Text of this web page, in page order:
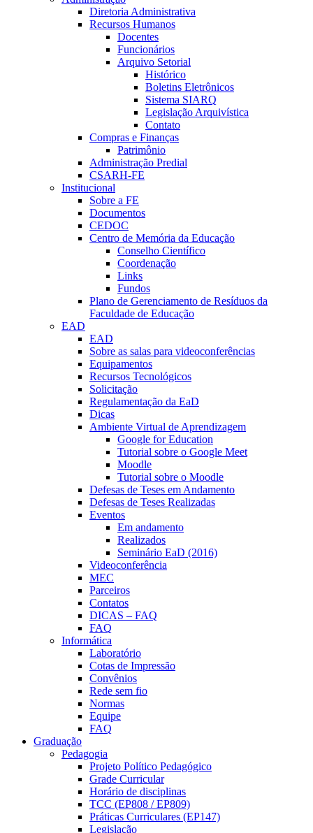
Diretoria Administrativa
Recursos Humanos
Docentes
Funcionários
Arquivo Setorial
Histórico
Boletins Eletrônicos
Sistema SIARQ
Legislação Arquivística
Contato
Compras e Finanças
Patrimônio
Administração Predial
CSARH-FE
Institucional
Sobre a FE
Documentos
CEDOC
Centro de Memória da Educação
Conselho Científico
Coordenação
Links
Fundos
Plano de Gerenciamento de Resíduos da
Faculdade de Educação
EAD
EAD
Sobre as salas para videoconferências
Equipamentos
Recursos Tecnológicos
Solicitação
Regulamentação da EaD
Dicas
Ambiente Virtual de Aprendizagem
Google for Education
Tutorial sobre o Google Meet
Moodle
Tutorial sobre o Moodle
Defesas de Teses em Andamento
Defesas de Teses Realizadas
Eventos
Em andamento
Realizados
Seminário EaD (2016)
Videoconferência
MEC
Parceiros
Contatos
DICAS – FAQ
FAQ
Informática
Laboratório
Cotas de Impressão
Convênios
Rede sem fio
Normas
Equipe
FAQ
Graduação
Pedagogia
Projeto Político Pedagógico
Grade Curricular
Horário de disciplinas
TCC (EP808 / EP809)
Práticas Curriculares (EP147)
Legislação